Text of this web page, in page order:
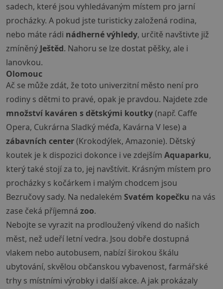
sadech, které jsou vyhledávaným místem pro jarní
procházky. A pokud jste turisticky založená rodina,
nebo máte rádi nádherné výhledy, určitě navštivte již
zmíněný Ještěd. Nahoru se lze dostat pěšky, ale i
lanovkou.
Olomouc
Ač se může zdát, že toto univerzitní město není pro
rodiny s dětmi to pravé, opak je pravdou. Najdete zde
množství kaváren s dětskými koutky(např. Caffe
Opera, Cukrárna Sladký méďa, Kavárna V lese) a
zábavních center(Krokodýlek, Amazonie). Dětský
koutek je k dispozici dokonce i ve zdejším Aquaparku,
který také stojí za to, jej navštívit. Krásným místem pro
procházky s kočárkem i malým chodcem jsou
Bezručovy sady. Na nedalekém Svatém kopečku na vás
zase čeká příjemná zoo.
Nebojte se vyrazit na prodloužený víkend do našich
měst, než udeří letní vedra. Jsou dobře dostupná
vlakem nebo autobusem, nabízí širokou škálu
ubytování, skvělou občanskou vybavenost, farmářské
trhy s místními výrobky i další akce. A jak prokázaly